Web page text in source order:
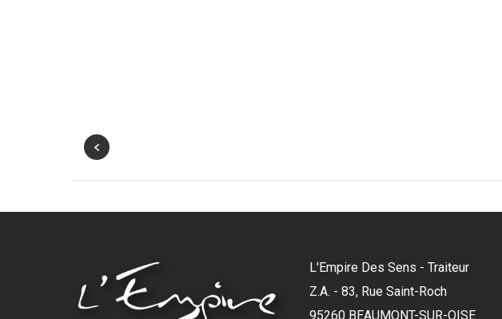
L'Empire Des Sens - Traiteur
Z.A. - 83, Rue Saint-Roch
95260 BEAUMONT-SUR-OISE